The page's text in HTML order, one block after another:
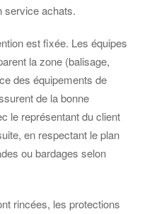
service achats.
est fixée. Les équipes
la zone (balisage,
des équipements de
de la bonne
le représentant du client
en respectant le plan
ou bardages selon
rincées, les protections